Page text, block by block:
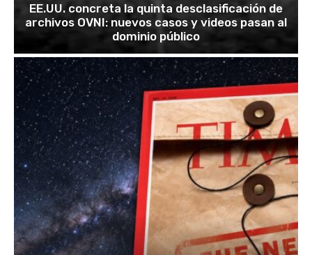
EE.UU. concreta la quinta desclasificación de
archivos OVNI: nuevos casos y videos pasan al
dominio público